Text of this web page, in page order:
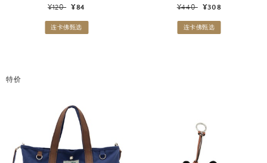
¥120 ¥84
连卡佛甄选
¥440 ¥308
连卡佛甄选
特价